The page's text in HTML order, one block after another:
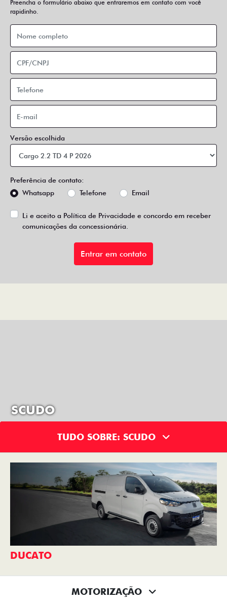
Preencha o formulário abaixo que entraremos em contato com você
rapidinho.
Versão escolhida
Preferência de contato:
Whatsapp
Telefone Email
Li e aceito a Política de Privacidade e concordo em receber
comunicações da concessionária.
Entrar em contato
SCUDO
TUDO SOBRE: SCUDO
DUCATO
MOTORIZAÇÃO